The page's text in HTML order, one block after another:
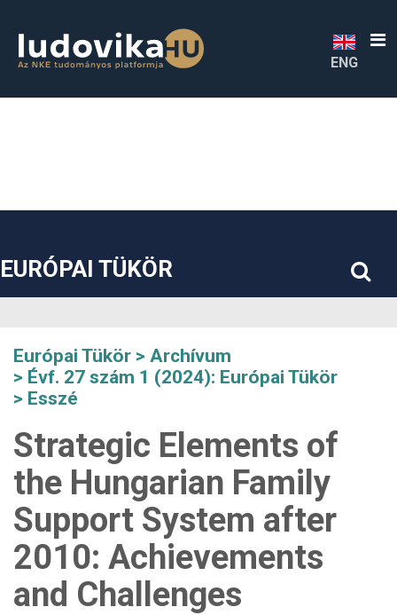
##plugins.themes.bootstrap3.accessible_menu.sidebar##
ENG
EURÓPAI TÜKÖR
Európai Tükör
Archívum
Évf. 27 szám 1 (2024): Európai Tükör
Esszé
Strategic Elements of
the Hungarian Family
Support System after
2010: Achievements
and Challenges